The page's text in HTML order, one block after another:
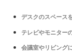
デスクのスペース
テレビやモニター
会議室やリビング